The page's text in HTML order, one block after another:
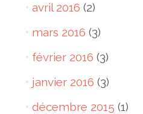
avril 2016 (2)
mars 2016 (3)
février 2016 (3)
janvier 2016 (3)
décembre 2015 (1)